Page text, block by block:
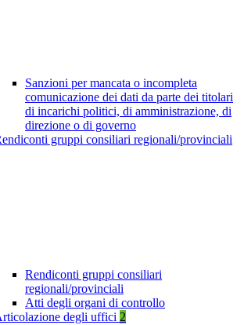
Sanzioni per mancata o incompleta
comunicazione dei dati da parte dei titolari
di incarichi politici, di amministrazione, di
direzione o di governo
gruppi consiliari regionali/provinciali
Rendiconti gruppi consiliari
regionali/provinciali
Atti degli organi di controllo
degli uffici 2